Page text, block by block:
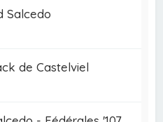
Salcedo
de Castelviel